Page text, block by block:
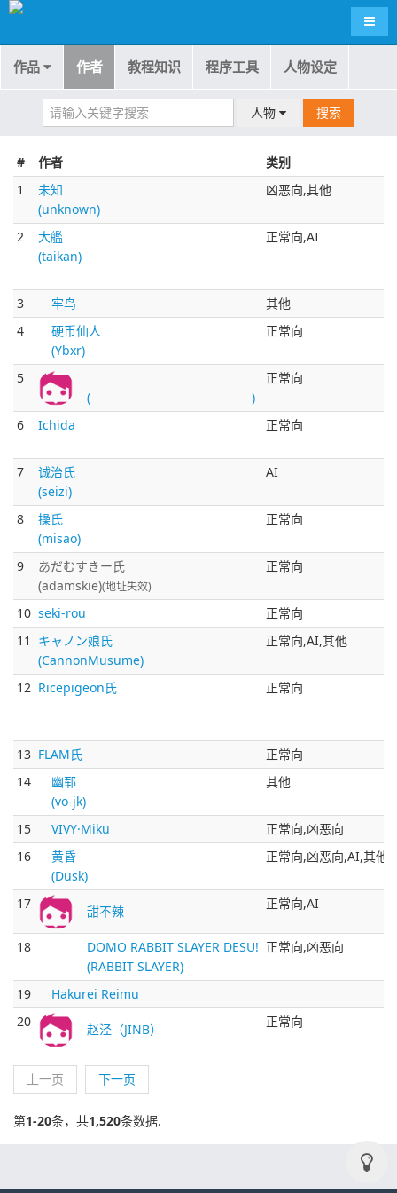
导航
作品 作者 教程知识 程序工具 人物设定
人物 搜索
# 作者 类别
1
未知
(unknown)
凶恶向,其他
2
大艦
(taikan)
正常向,AI
3 牢鸟 其他
4
硬币仙人
(Ybxr)
正常向
5
(ㅤㅤㅤㅤㅤㅤㅤㅤㅤㅤㅤㅤㅤㅤ)
正常向
6 Ichida 正常向
7
诚治氏
(seizi)
AI
8
操氏
(misao)
正常向
9
あだむすきー氏
(adamskie)(地址失效)
正常向
10 seki-rou 正常向
11
キャノン娘氏
(CannonMusume)
正常向,AI,其他
12 Ricepigeon氏 正常向
13 FLAM氏 正常向
14
幽郓
(vo-jk)
其他
15 VIVY·Miku 正常向,凶恶向
16
黄昏
(Dusk)
正常向,凶恶向,AI,其他
17 甜不辣 正常向,AI
18
DOMO RABBIT SLAYER DESU!
(RABBIT SLAYER)
正常向,凶恶向
19 Hakurei Reimu
20
赵泾（JINB） 正常向
上一页 下一页
第1-20条，共1,520条数据.